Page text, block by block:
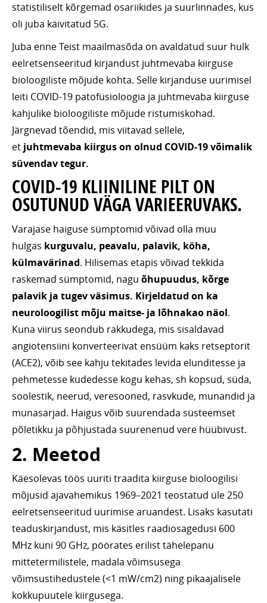
statistiliselt kõrgemad osariikides ja suurlinnades, kus
oli juba käivitatud 5G.
Juba enne Teist maailmasõda on avaldatud suur hulk
eelretsenseeritud kirjandust juhtmevaba kiirguse
bioloogiliste mõjude kohta. Selle kirjanduse uurimisel
leiti COVID-19 patofüsioloogia ja juhtmevaba kiirguse
kahjulike bioloogiliste mõjude ristumiskohad.
Järgnevad tõendid, mis viitavad sellele,
et juhtmevaba kiirgus on olnud COVID-19 võimalik
süvendav tegur.
COVID-19 KLIINILINE PILT ON
OSUTUNUD VÄGA VARIEERUVAKS.
Varajase haiguse sümptomid võivad olla muu
hulgas kurguvalu, peavalu, palavik, köha,
külmavärinad. Hilisemas etapis võivad tekkida
raskemad sümptomid, nagu õhupuudus, kõrge
palavik ja tugev väsimus. Kirjeldatud on ka
neuroloogilist mõju maitse- ja lõhnakao näol.
Kuna viirus seondub rakkudega, mis sisaldavad
angiotensiini konverteerivat ensüüm kaks retseptorit
(ACE2), võib see kahju tekitades levida elunditesse ja
pehmetesse kudedesse kogu kehas, sh kopsud, süda,
soolestik, neerud, veresooned, rasvkude, munandid ja
munasarjad. Haigus võib suurendada süsteemset
põletikku ja põhjustada suurenenud vere hüübivust.
2. Meetod
Käesolevas töös uuriti traadita kiirguse bioloogilisi
mõjusid ajavahemikus 1969–2021 teostatud üle 250
eelretsenseeritud uurimise aruandest. Lisaks kasutati
teaduskirjandust, mis käsitles raadiosagedusi 600
MHz kuni 90 GHz, pöörates erilist tähelepanu
mittetermilistele, madala võimsusega
võimsustihedustele (<1 mW/cm2) ning pikaajalisele
kokkupuutele kiirgusega.